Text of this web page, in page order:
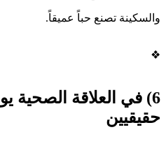
والسكينة تصنع حباً عميقاً.
❖
6) في العلاقة
حقيقيين